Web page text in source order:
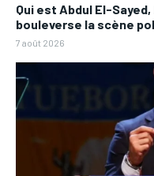
Qui est Abdul El-
bouleverse la scène
7 août 2026